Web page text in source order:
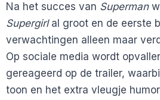
Na het succes van Superman
Supergirlal groot en de eerste
verwachtingen alleen maar
Op sociale media wordt
gereageerd op de trailer,
toon en het extra vleugje